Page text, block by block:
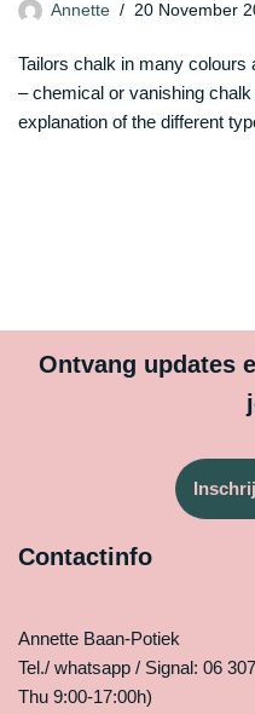
Annette 20 November
Tailors chalk in many colours
– chemical or vanishing
explanation of the different
Ontvang updates
Contactinfo
Annette Baan-Potiek
Tel./ whatsapp / Signal: 06
Thu 9:00-17:00h)